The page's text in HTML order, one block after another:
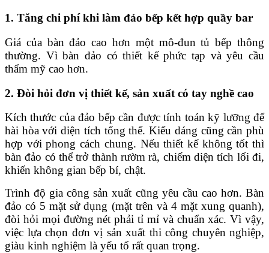
1. Tăng chi phí khi làm đảo bếp kết hợp quầy bar
Giá của bàn đảo cao hơn một mô-đun tủ bếp thông
thường. Vì bàn đảo có thiết kế phức tạp và yêu cầu
thẩm mỹ cao hơn.
2. Đòi hỏi đơn vị thiết kế, sản xuất có tay nghề cao
Kích thước củađảo bếp cần được tính toán kỹ lưỡng để
hài hòa với diện tích tổng thể. Kiểu dáng cũng cần phù
hợp với phong cách chung. Nếu thiết kế không tốt thì
bàn đảo có thể trở thành rườm rà, chiếm diện tích lối đi,
khiến không gian bếp bí, chật.
Trình độ gia công sản xuất cũng yêu cầu cao hơn. Bàn
đảo có 5 mặt sử dụng (mặt trên và 4 mặt xung quanh),
đòi hỏi mọi đường nét phải tỉ mỉ và chuẩn xác. Vì vậy,
việc lựa chọn đơn vị sản xuất thi công chuyên nghiệp,
giàu kinh nghiệm là yếu tố rất quan trọng.